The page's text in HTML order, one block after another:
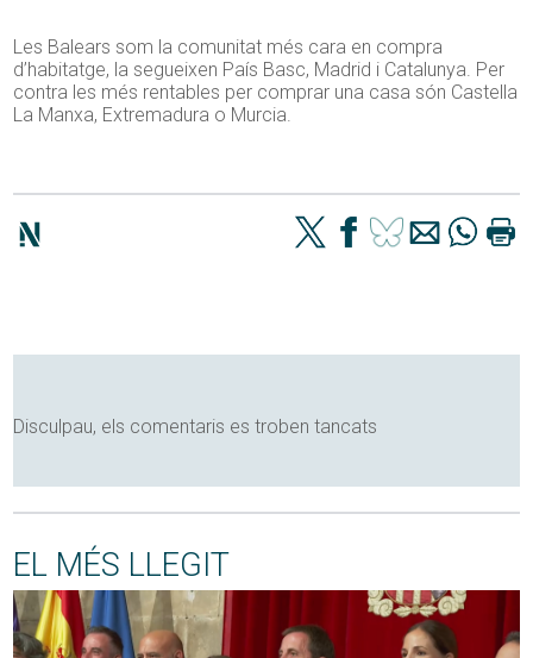
Les Balears som la comunitat més cara en compra
d’habitatge, la segueixen País Basc, Madrid i Catalunya. Per
contra les més rentables per comprar una casa són Castella
La Manxa, Extremadura o Murcia.
Disculpau, els comentaris es troben tancats
EL MÉS LLEGIT